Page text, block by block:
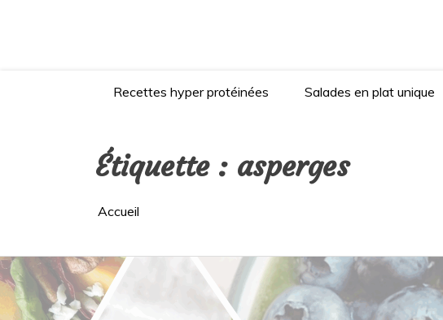
Recettes hyper protéinées Salades en plat unique
Étiquette : asperges
Accueil